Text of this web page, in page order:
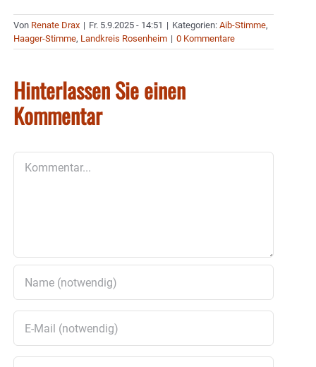
Von Renate Drax | Fr. 5.9.2025 - 14:51 | Kategorien: Aib-Stimme,
Haager-Stimme, Landkreis Rosenheim | 0 Kommentare
Hinterlassen Sie einen
Kommentar